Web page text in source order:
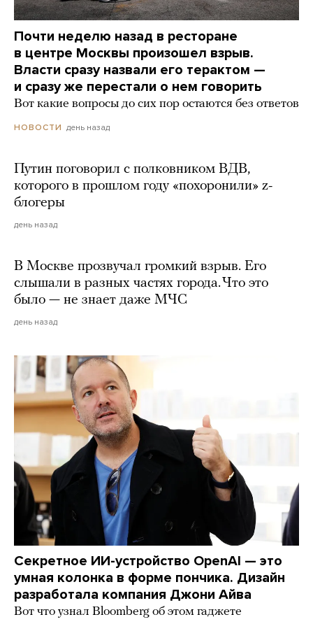
Почти неделю назад в ресторане
в центре Москвы произошел взрыв.
Власти сразу назвали его терактом —
и сразу же перестали о нем говорить
Вот какие вопросы до сих пор остаются без ответов
НОВОСТИ день назад
Путин поговорил с полковником ВДВ,
которого в прошлом году «похоронили» z-
блогеры
день назад
В Москве прозвучал громкий взрыв. Его
слышали в разных частях города. Что это
было — не знает даже МЧС
день назад
Секретное ИИ-устройство OpenAI — это
умная колонка в форме пончика. Дизайн
разработала компания Джони Айва
Вот что узнал Bloomberg об этом гаджете